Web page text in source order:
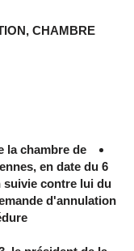
CHAMBRE
la chambre de
en date du 6
suivie contre lui du
d'annulation